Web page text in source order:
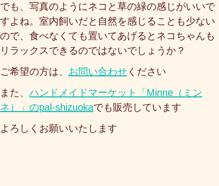
でも、写真のようにネコと草の緑の感じがいいで
すよね。室内飼いだと自然を感じることも少ない
ので、食べなくても置いてあげるとネコちゃんも
リラックスできるのではないでしょうか？
ご希望の方は、 お問い合わせ ください
また、 ハンドメイドマーケット「Minne（ミン
ネ）」のpal-shizuokaでも販売しています
よろしくお願いいたします